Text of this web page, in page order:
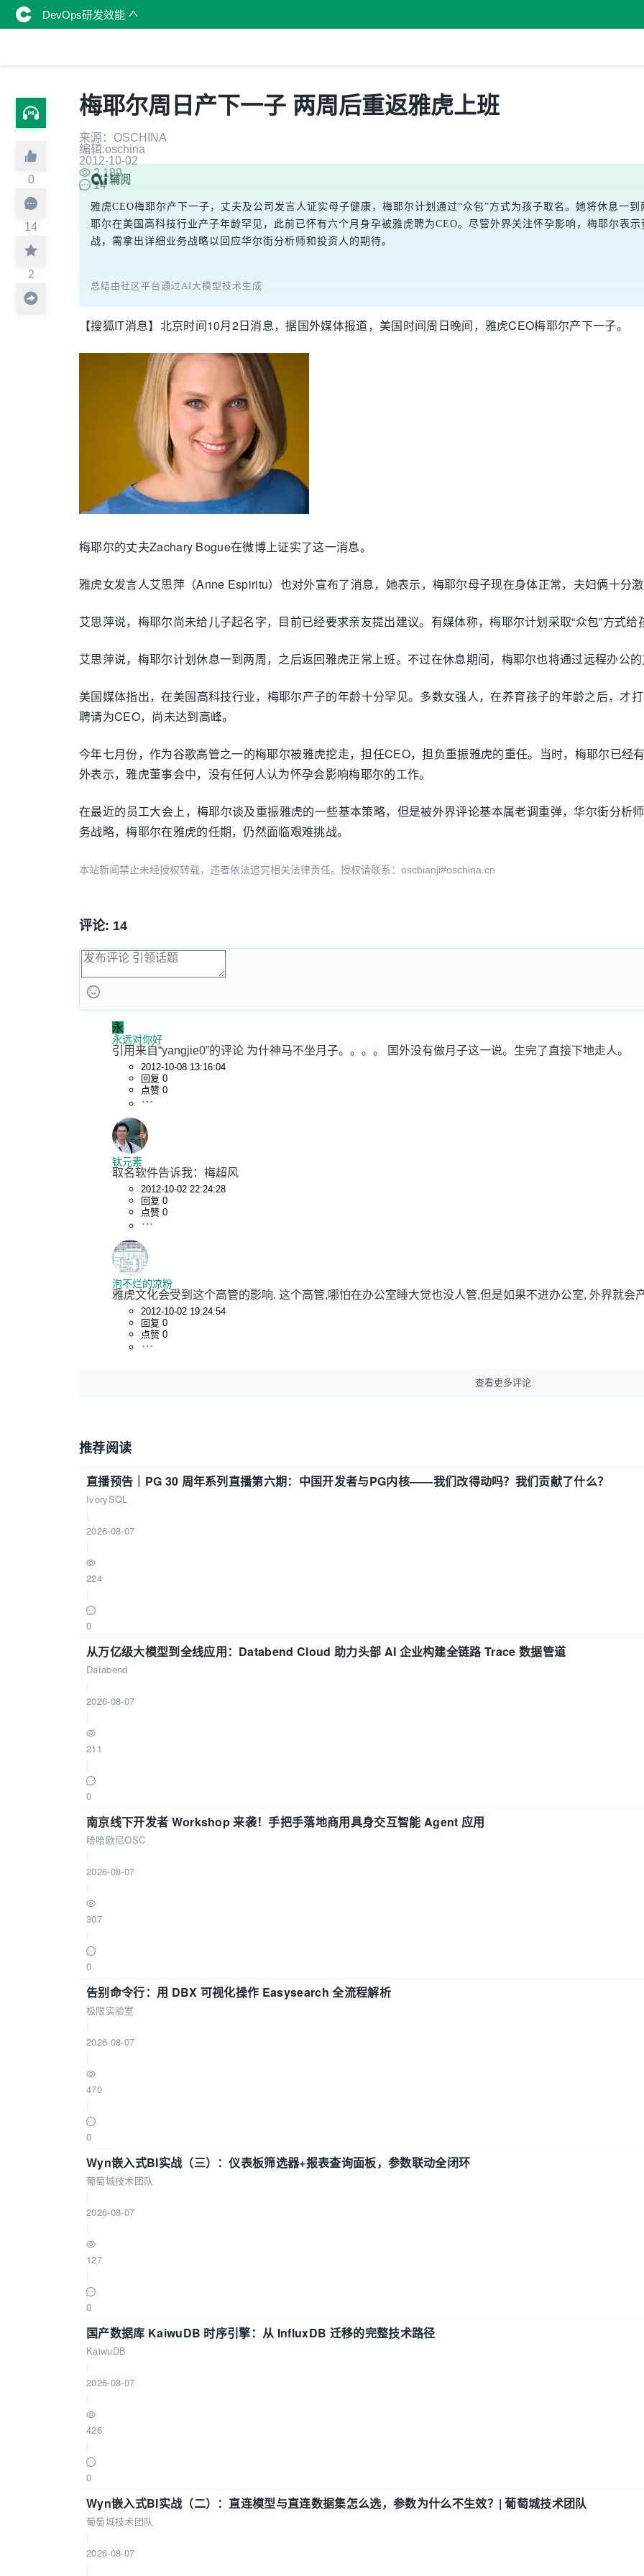
DevOps研发效能
0
14
2
梅耶尔周日产下一子 两周后重返雅虎上班
来源：OSCHINA
编辑:oschina
2012-10-02
2,189
14
雅虎CEO梅耶尔产下一子，丈夫及公司发言人证实母子健康，梅耶尔计划通过“众包”方式为孩子取名。她将休息一
耶尔在美国高科技行业产子年龄罕见，此前已怀有六个月身孕被雅虎聘为CEO。尽管外界关注怀孕影响，梅耶尔表
战，需拿出详细业务战略以回应华尔街分析师和投资人的期待。
总结由社区平台通过AI大模型技术生成
【搜狐IT消息】北京时间10月2日消息，据国外媒体报道，美国时间周日晚间，雅虎CEO梅耶尔产下一子。
梅耶尔的丈夫Zachary Bogue在微博上证实了这一消息。
雅虎女发言人艾思萍（Anne Espiritu）也对外宣布了消息，她表示，梅耶尔母子现在身体正常，夫妇俩十分激
艾思萍说，梅耶尔尚未给儿子起名字，目前已经要求亲友提出建议。有媒体称，梅耶尔计划采取“众包”方式给
艾思萍说，梅耶尔计划休息一到两周，之后返回雅虎正常上班。不过在休息期间，梅耶尔也将通过远程办公的
美国媒体指出，在美国高科技行业，梅耶尔产子的年龄十分罕见。多数女强人，在养育孩子的年龄之后，才
聘请为CEO，尚未达到高峰。
今年七月份，作为谷歌高管之一的梅耶尔被雅虎挖走，担任CEO，担负重振雅虎的重任。当时，梅耶尔已经
外表示，雅虎董事会中，没有任何人认为怀孕会影响梅耶尔的工作。
在最近的员工大会上，梅耶尔谈及重振雅虎的一些基本策略，但是被外界评论基本属老调重弹，华尔街分析
务战略，梅耶尔在雅虎的任期，仍然面临艰难挑战。
本站新闻禁止未经授权转载，违者依法追究相关法律责任。授权请联系：oscbianji#oschina.cn
评论: 14
永
永远对你好
引用来自“yangjie0”的评论 为什神马不坐月子。。。。 国外没有做月子这一说。生完了直接下地走人。
2012-10-08 13:16:04
回复 0
点赞 0
钛元素
取名软件告诉我：梅超风
2012-10-02 22:24:28
回复 0
点赞 0
泡不烂的凉粉
雅虎文化会受到这个高管的影响. 这个高管,哪怕在办公室睡大觉也没人管,但是如果不进办公室, 外界就会
2012-10-02 19:24:54
回复 0
点赞 0
查看更多评论
推荐阅读
直播预告｜PG 30 周年系列直播第六期：中国开发者与PG内核——我们改得动吗？我们贡献了什么？
IvorySQL
2026-08-07
224
0
从万亿级大模型到全线应用：Databend Cloud 助力头部 AI 企业构建全链路 Trace 数据管道
Databend
2026-08-07
211
0
南京线下开发者 Workshop 来袭！手把手落地商用具身交互智能 Agent 应用
哈哈欧尼OSC
2026-08-07
307
0
告别命令行：用 DBX 可视化操作 Easysearch 全流程解析
极限实验室
2026-08-07
470
0
Wyn嵌入式BI实战（三）：仪表板筛选器+报表查询面板，参数联动全闭环
葡萄城技术团队
2026-08-07
127
0
国产数据库 KaiwuDB 时序引擎：从 InfluxDB 迁移的完整技术路径
KaiwuDB
2026-08-07
426
0
Wyn嵌入式BI实战（二）：直连模型与直连数据集怎么选，参数为什么不生效？| 葡萄城技术团队
葡萄城技术团队
2026-08-07